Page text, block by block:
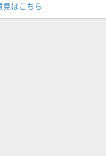
はこちら